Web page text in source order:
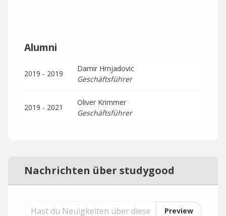
Alumni
2019 - 2019
Damir Hrnjadovic
Geschäftsführer
2019 - 2021
Oliver Krimmer
Geschäftsführer
Nachrichten über studygood
Preview